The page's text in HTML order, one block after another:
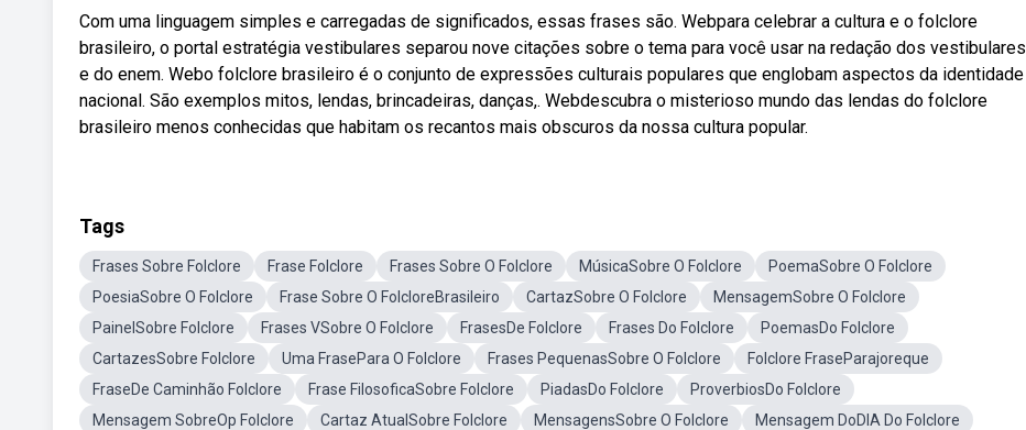
Com uma linguagem simples e carregadas de significados, essas frases são. Webpara celebrar a cultura e o folclore
brasileiro, o portal estratégia vestibulares separou nove citações sobre o tema para você usar na redação dos vestibulares
e do enem. Webo folclore brasileiro é o conjunto de expressões culturais populares que englobam aspectos da identidade
nacional. São exemplos mitos, lendas, brincadeiras, danças,. Webdescubra o misterioso mundo das lendas do folclore
brasileiro menos conhecidas que habitam os recantos mais obscuros da nossa cultura popular.
Tags
Frases Sobre Folclore Frase Folclore Frases Sobre O Folclore MúsicaSobre O Folclore
PoemaSobre O Folclore
PoesiaSobre O Folclore
Frase Sobre O FolcloreBrasileiro CartazSobre O Folclore
MensagemSobre O Folclore
PainelSobre Folclore
Frases VSobre O Folclore FrasesDe Folclore Frases Do Folclore
PoemasDo Folclore
CartazesSobre Folclore
Uma FrasePara O Folclore Frases PequenasSobre O Folclore
Folclore FraseParajoreque
FraseDe Caminhão Folclore
Frase FilosoficaSobre Folclore PiadasDo Folclore
ProverbiosDo Folclore
Mensagem SobreOp Folclore
Cartaz AtualSobre Folclore MensagensSobre O Folclore
Mensagem DoDIA Do Folclore